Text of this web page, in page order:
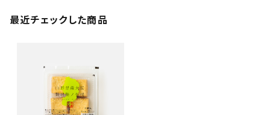
最近チェックした商品